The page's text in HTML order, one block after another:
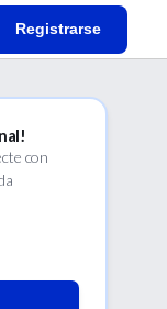
Registrarse
con